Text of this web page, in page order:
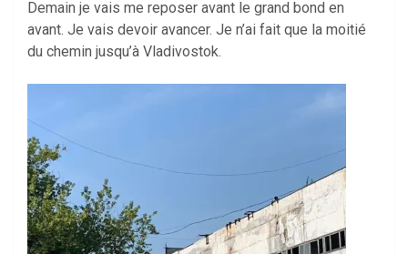
Demain je vais me reposer avant le grand bond en
avant. Je vais devoir avancer. Je n’ai fait que la moitié
du chemin jusqu’à Vladivostok.